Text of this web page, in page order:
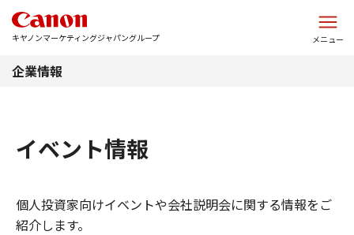
キヤノンマーケティングジャパングループ メニュー
企業情報
イベント情報
個人投資家向けイベントや会社説明会に関する情報をご
紹介します。